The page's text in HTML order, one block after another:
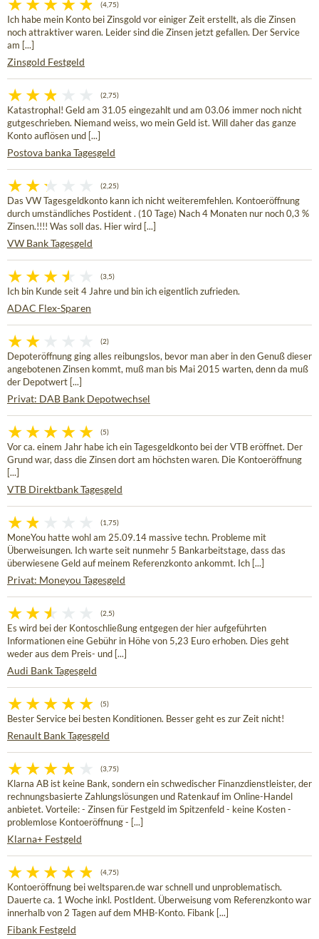
(4,75)
Ich habe mein Konto bei Zinsgold vor einiger Zeit erstellt, als die Zinsen
noch attraktiver waren. Leider sind die Zinsen jetzt gefallen. Der Service
am [...]
Zinsgold Festgeld
(2,75)
Katastrophal! Geld am 31.05 eingezahlt und am 03.06 immer noch nicht
gutgeschrieben. Niemand weiss, wo mein Geld ist. Will daher das ganze
Konto auflösen und [...]
Postova banka Tagesgeld
(2,25)
Das VW Tagesgeldkonto kann ich nicht weiteremfehlen. Kontoeröffnung
durch umständliches Postident . (10 Tage) Nach 4 Monaten nur noch 0,3 %
Zinsen.!!!! Was soll das. Hier wird [...]
VW Bank Tagesgeld
(3,5)
Ich bin Kunde seit 4 Jahre und bin ich eigentlich zufrieden.
ADAC Flex-Sparen
(2)
Depoteröffnung ging alles reibungslos, bevor man aber in den Genuß dieser
angebotenen Zinsen kommt, muß man bis Mai 2015 warten, denn da muß
der Depotwert [...]
Privat: DAB Bank Depotwechsel
(5)
Vor ca. einem Jahr habe ich ein Tagesgeldkonto bei der VTB eröffnet. Der
Grund war, dass die Zinsen dort am höchsten waren. Die Kontoeröffnung
[...]
VTB Direktbank Tagesgeld
(1,75)
MoneYou hatte wohl am 25.09.14 massive techn. Probleme mit
Überweisungen. Ich warte seit nunmehr 5 Bankarbeitstage, dass das
überwiesene Geld auf meinem Referenzkonto ankommt. Ich [...]
Privat: Moneyou Tagesgeld
(2,5)
Es wird bei der Kontoschließung entgegen der hier aufgeführten
Informationen eine Gebühr in Höhe von 5,23 Euro erhoben. Dies geht
weder aus dem Preis- und [...]
Audi Bank Tagesgeld
(5)
Bester Service bei besten Konditionen. Besser geht es zur Zeit nicht!
Renault Bank Tagesgeld
(3,75)
Klarna AB ist keine Bank, sondern ein schwedischer Finanzdienstleister, der
rechnungsbasierte Zahlungslösungen und Ratenkauf im Online-Handel
anbietet. Vorteile: - Zinsen für Festgeld im Spitzenfeld - keine Kosten -
problemlose Kontoeröffnung - [...]
Klarna+ Festgeld
(4,75)
Kontoeröffnung bei weltsparen.de war schnell und unproblematisch.
Dauerte ca. 1 Woche inkl. PostIdent. Überweisung vom Referenzkonto war
innerhalb von 2 Tagen auf dem MHB-Konto. Fibank [...]
Fibank Festgeld